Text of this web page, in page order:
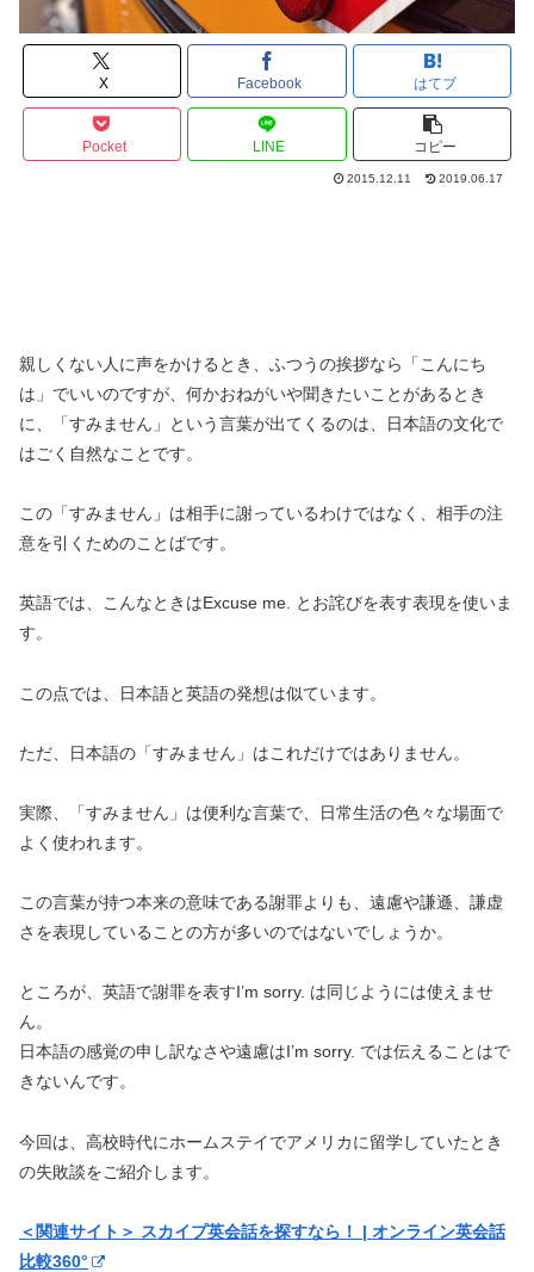
X Facebook はてブ
Pocket LINE コピー
2015.12.11 2019.06.17
親しくない人に声をかけるとき、ふつうの挨拶なら「こんにち
は」でいいのですが、何かおねがいや聞きたいことがあるとき
に、「すみません」という言葉が出てくるのは、日本語の文化で
はごく自然なことです。
この「すみません」は相手に謝っているわけではなく、相手の注
意を引くためのことばです。
英語では、こんなときはExcuse me. とお詫びを表す表現を使いま
す。
この点では、日本語と英語の発想は似ています。
ただ、日本語の「すみません」はこれだけではありません。
実際、「すみません」は便利な言葉で、日常生活の色々な場面で
よく使われます。
この言葉が持つ本来の意味である謝罪よりも、遠慮や謙遜、謙虚
さを表現していることの方が多いのではないでしょうか。
ところが、英語で謝罪を表すI’m sorry. は同じようには使えませ
ん。
日本語の感覚の申し訳なさや遠慮はI’m sorry. では伝えることはで
きないんです。
今回は、高校時代にホームステイでアメリカに留学していたとき
の失敗談をご紹介します。
＜関連サイト＞ スカイプ英会話を探すなら！ | オンライン英会話
比較360°